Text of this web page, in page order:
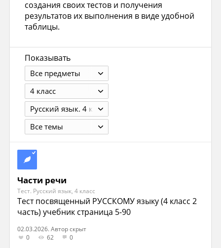
создания своих тестов и получения
результатов их выполнения в виде удобной
таблицы.
Показывать
Все предметы
4 класс
Русский язык. 4 класс. Учебник в 2 ч. Бунеев Р.Н., Бунеева Е.В. 5-е изд., перераб. - М.: 2016. - Ч.1 - 160с., Ч.2 - 144с.
Все темы
Части речи
Тест. Русский язык, 4 класс
Тест посвященный РУССКОМУ языку (4 класс 2
часть) учебник страница 5-90
02.03.2026. Автор скрыт
0
62 0